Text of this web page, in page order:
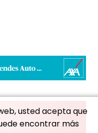
usted acepta que
encontrar más